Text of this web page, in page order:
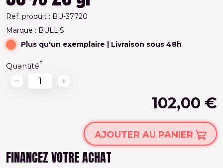
Ref. produit : BU-37720
Marque : BULL'S
Plus qu'un exemplaire | Livraison sous 48h
Quantité
102,00 €
AJOUTER AU PANIER
FINANCEZ VOTRE ACHAT